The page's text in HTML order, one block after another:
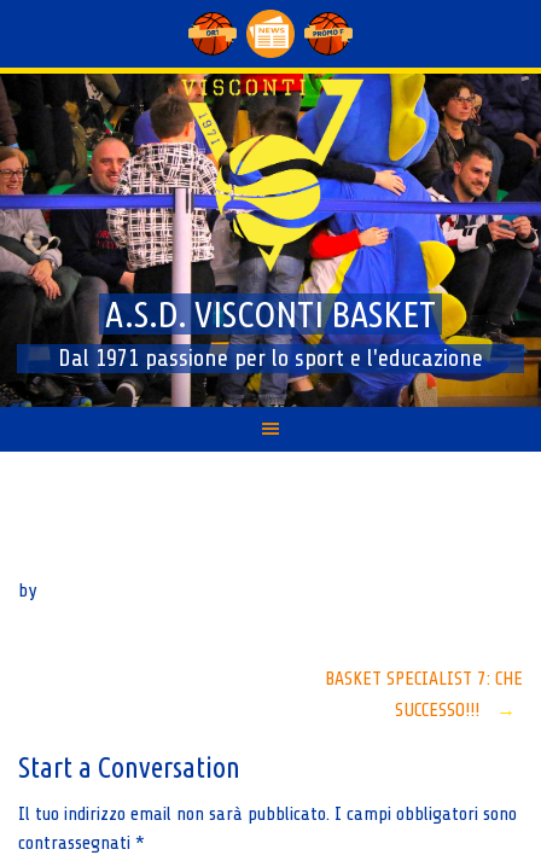
content
A.S.D. VISCONTI BASKET
Dal 1971 passione per lo sport e l'educazione
by
BASKET SPECIALIST 7: CHE
SUCCESSO!!!
→
Start a Conversation
Il tuo indirizzo email non sarà pubblicato. I campi obbligatori sono
contrassegnati *